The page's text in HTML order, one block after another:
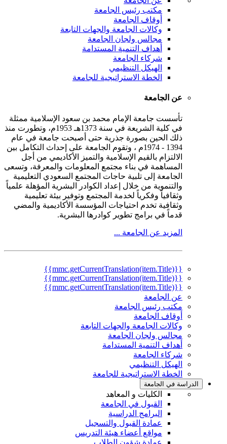
مكتب رئيس الجامعة
أوقاف الجامعة
وكالات الجامعة والجهات التابعة
مجالس ولجان الجامعة
أهداف التنمية المستدامة
شركاء الجامعة
الهيكل التنظيمي
الخطة الاستراتيجية للجامعة
عن الجامعة
تأسست جامعة الإمام محمد بن سعود الإسلامية ممثلة
في كلية الشريعة في سنة 1373هـ 1953م، وتطورت منذ
ذلك الحين بصورة جذرية حتى أصبحت جامعة في عام
1394 - 1974م ، وتقوم الجامعة على إحداث التكامل بين
الالتزام بالقيم الإسلامية والتميز الأكاديمي من أجل
المساهمة في بناء مجتمع المعلومات والمعرفة، وتسعى
الجامعة إلى تلبية حاجات المجتمع السعودي التعليمية
والتنموية من خلال إعداد الكوادر البشرية المؤهلة علمياً
وثقافياً وفكرياً لخدمة المجتمع وتوفير بيئة تعليمية
وثقافية تخدم احتياجات المؤسسة الأكاديمية والمضي
قدماً في برامج تطوير كوادرها البشرية.
المزيد عن الجامعة ...
{{mmc.getCurrentTranslation(item.Title)}}
{{mmc.getCurrentTranslation(item.Title)}}
{{mmc.getCurrentTranslation(item.Title)}}
عن الجامعة
مكتب رئيس الجامعة
أوقاف الجامعة
وكالات الجامعة والجهات التابعة
مجالس ولجان الجامعة
أهداف التنمية المستدامة
شركاء الجامعة
الهيكل التنظيمي
الخطة الاستراتيجية للجامعة
الدراسة في الجامعة
الكليات و المعاهد
القبول في الجامعة
البرامج الدراسية
عمادة القبول والتسجيل
مواقع أعضاء هيئة التدريس
عمادة شؤون الطلاب